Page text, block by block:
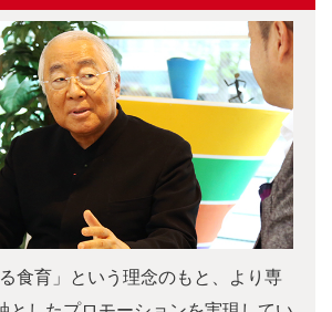
食育」という理念のもと、より専